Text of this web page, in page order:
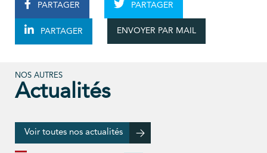
PARTAGER PARTAGER
PARTAGER ENVOYER PAR MAIL
NOS AUTRES
Actualités
Voir toutes nos actualités